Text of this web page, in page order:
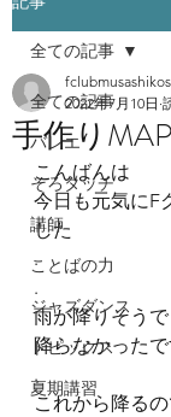
全ての記事
バレエ
そろタッチ
講師
ことばの力
ジャズダンス
トピックス
夏期講習
全ての記事
手作りMAP
2022年7月10日
こんばんは
今日も元気にF
した
.
.
雨が降りそうで
降らなかった
.
これから降る